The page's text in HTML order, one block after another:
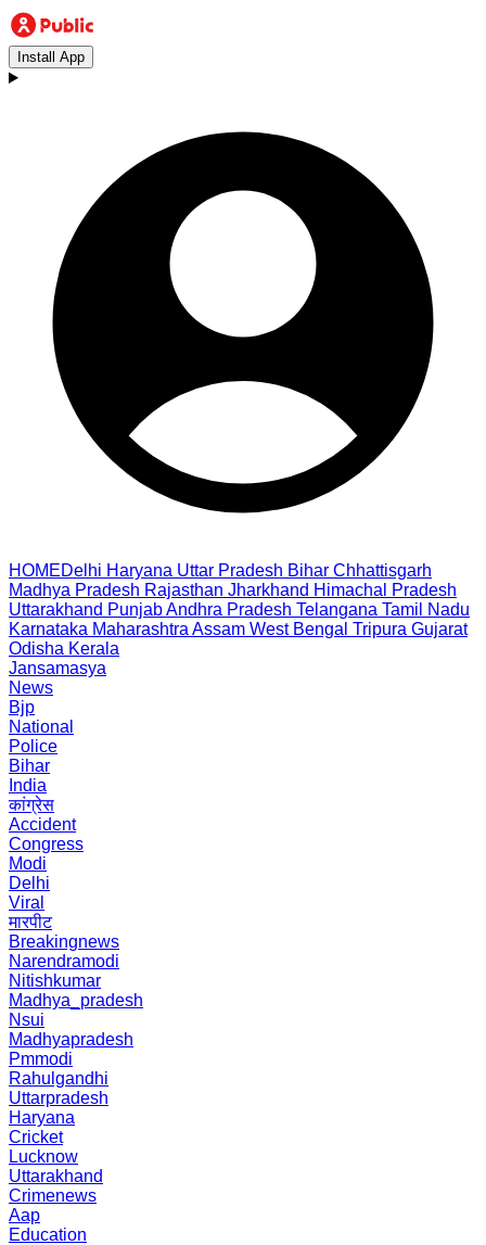
Install App
HOMEDelhi Haryana Uttar Pradesh Bihar Chhattisgarh
Madhya Pradesh Rajasthan Jharkhand Himachal Pradesh
Uttarakhand PunjabAndhra Pradesh Telangana Tamil Nadu
Karnataka Maharashtra Assam West Bengal Tripura Gujarat
Odisha Kerala
Jansamasya
News
Bjp
National
Police
Bihar
India
कांग्रेस
Accident
Congress
Modi
Delhi
Viral
मारपीट
Breakingnews
Narendramodi
Nitishkumar
Madhya_pradesh
Nsui
Madhyapradesh
Pmmodi
Rahulgandhi
Uttarpradesh
Haryana
Cricket
Lucknow
Uttarakhand
Crimenews
Aap
Education